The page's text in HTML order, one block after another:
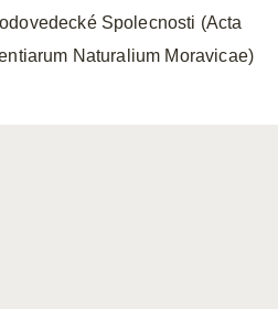
Spolecnosti (Acta
Naturalium Moravicae)